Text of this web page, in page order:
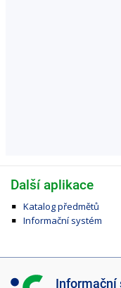
Další aplikace
Katalog předmětů
Informační systém
I Informační